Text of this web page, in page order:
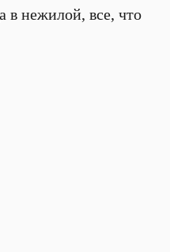
в нежилой, все, что